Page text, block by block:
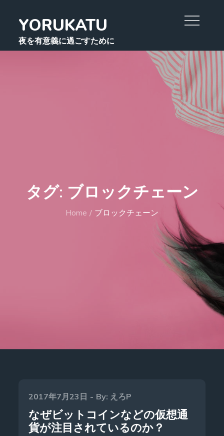
contentYORUKATU
夜を有意義に過ごすために
タグ: ブロックチェーン
Home ブロックチェーン
Posted
on
2017年7月23日 By: えろP
なぜビットコインなどの仮想通
貨が注目されているのか？